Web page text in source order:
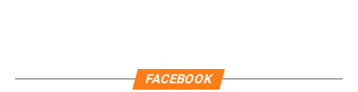
recursos naturales.
FACEBOOK